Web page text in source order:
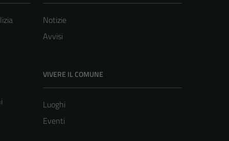
Notizie
Avvisi
VIVERE IL COMUNE
Luoghi
Eventi